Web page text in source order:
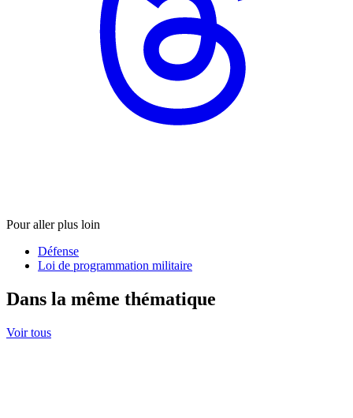
Pour aller plus loin
Défense
Loi de programmation militaire
Dans la même thématique
Voir tous